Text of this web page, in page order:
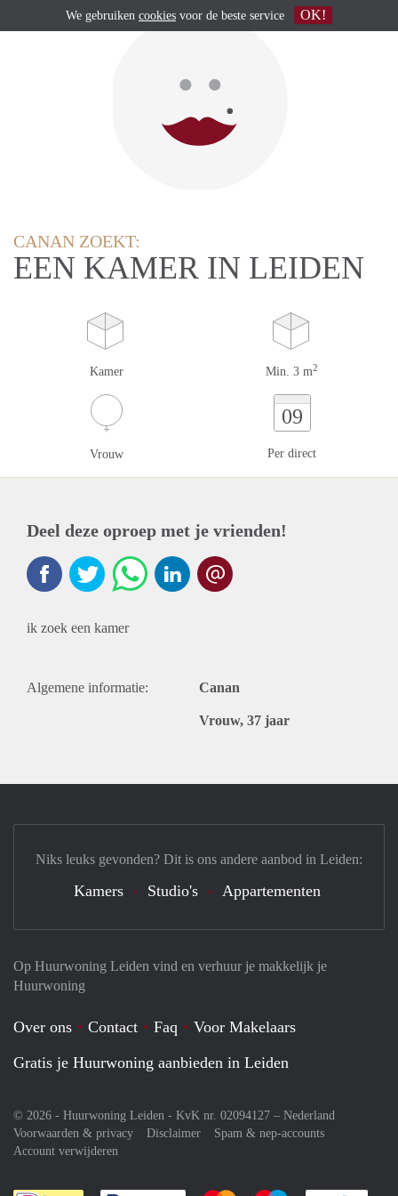
CANAN ZOEKT:
EEN KAMER IN LEIDEN
Kamer Min. 3 m2
Vrouw
09
Per direct
Deel deze oproep met je vrienden!
ik zoek een kamer
Algemene informatie: Canan
Vrouw, 37 jaar
Op Huurwoning Leiden vind en verhuur je makkelijk je
Huurwoning
Over ons Contact Faq
Voor Makelaars
Gratis je Huurwoning aanbieden in Leiden
© 2026 - Huurwoning Leiden - KvK nr. 02094127 – Nederland
Voorwaarden & privacy
Disclaimer
Spam & nep-accounts
Account verwijderen
Niks leuks gevonden? Dit is ons andere aanbod in Leiden:
Kamers Studio's Appartementen
We gebruiken cookies voor de beste service OK!